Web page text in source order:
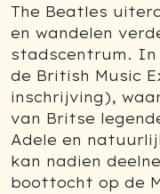
The Beatles
en wandelen
stadscentrum. In
de British Music
inschrijving),
van Britse
Adele en
kan nadien
boottocht op de